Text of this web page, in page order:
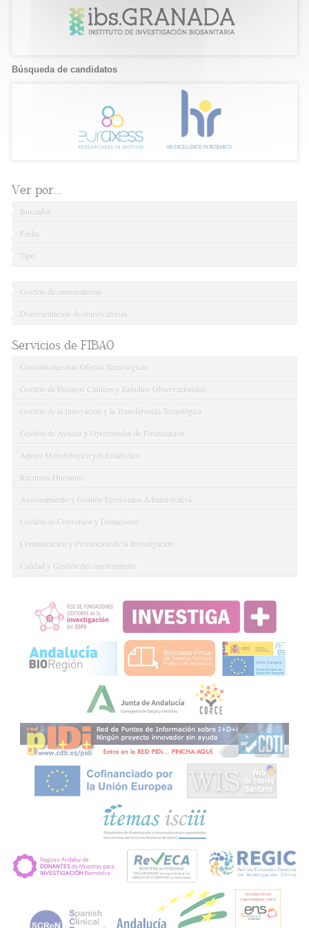
Búsqueda de candidatos
Ver por...
Buscador
Fecha
Tipo
Gestión de convocatorias
Documentación de convocatorias
Servicios de FIBAO
Consulta nuestras Ofertas Tecnológicas
Gestión de Ensayos Clínicos y Estudios Observacionales
Gestión de la Innovación y la Transferencia Tecnológica
Gestión de Ayudas y Oportunidad de Financiación
Apoyo Metodológico y/o Estadístico
Recursos Humanos
Asesoramiento y Gestión Económica-Administrativa
Gestión de Convenios y Donaciones
Comunicación y Promoción de la Investigación
Calidad y Gestión del conocimiento